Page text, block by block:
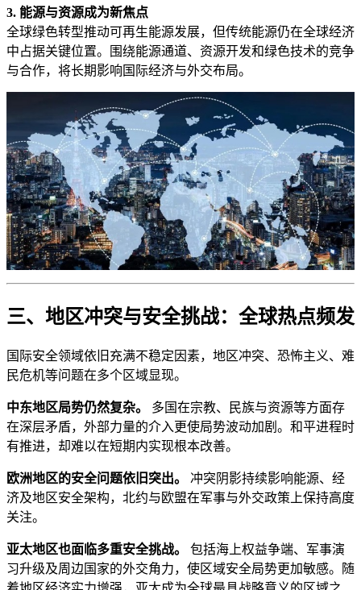
3. 能源与资源成为新焦点
全球绿色转型推动可再生能源发展，但传统能源仍在全球经济
中占据关键位置。围绕能源通道、资源开发和绿色技术的竞争
与合作，将长期影响国际经济与外交布局。
三、地区冲突与安全挑战：全球热点频发
国际安全领域依旧充满不稳定因素，地区冲突、恐怖主义、难
民危机等问题在多个区域显现。
中东地区局势仍然复杂。
多国在宗教、民族与资源等方面存
在深层矛盾，外部力量的介入更使局势波动加剧。和平进程时
有推进，却难以在短期内实现根本改善。
欧洲地区的安全问题依旧突出。
冲突阴影持续影响能源、经
济及地区安全架构，北约与欧盟在军事与外交政策上保持高度
关注。
亚太地区也面临多重安全挑战。
包括海上权益争端、军事演
习升级及周边国家的外交角力，使区域安全局势更加敏感。随